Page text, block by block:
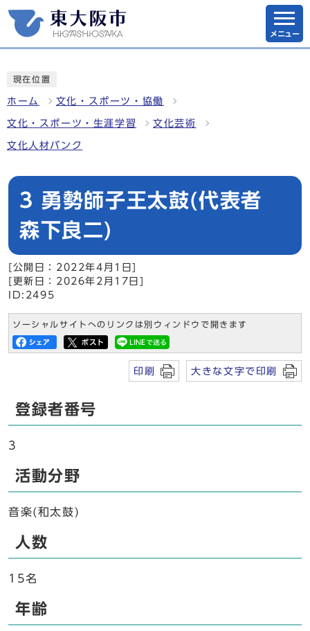
メニュー
現在位置
ホーム 文化・スポーツ・協働
文化・スポーツ・生涯学習 文化芸術
文化人材バンク
3 勇勢師子王太鼓(代表者
森下良二)
[公開日：2022年4月1日]
[更新日：2026年2月17日]
ID:2495
ソーシャルサイトへのリンクは別ウィンドウで開きます
印刷 大きな文字で印刷
登録者番号
3
活動分野
音楽(和太鼓)
人数
15名
年齢